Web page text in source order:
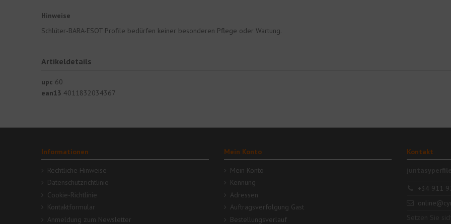
Hinweise
Schlüter-BARA-ESOT Profile bedürfen keiner besonderen Pflege oder Wartung.
Artikeldetails
upc 60
ean13 4011832034367
Informationen
Rechtliche Hinweise
Datenschutzrichtlinie
Cookie-Richtlinie
Kontaktformular
Anmeldung zum Newsletter
Mein Konto
Mein Konto
Kennung
Adressen
Auftragsverfolgung Gast
Bestellungsverlauf
Kontakt
+34 911